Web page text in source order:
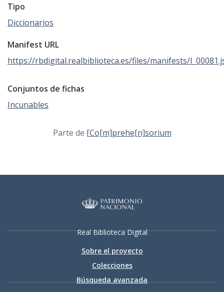
Tipo
Diccionarios
Manifest URL
https://rbdigital.realbiblioteca.es/files/manifests/
Conjuntos de fichas
Incunables
Parte de [Co[m]prehe[n]sorium
Real Biblioteca Digital
Sobre el proyecto
Colecciones
Búsqueda avanzada